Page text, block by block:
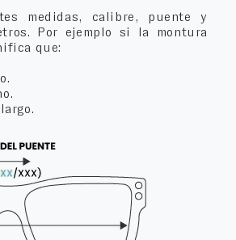
medidas, calibre, puente y
Por ejemplo si la montura
que: